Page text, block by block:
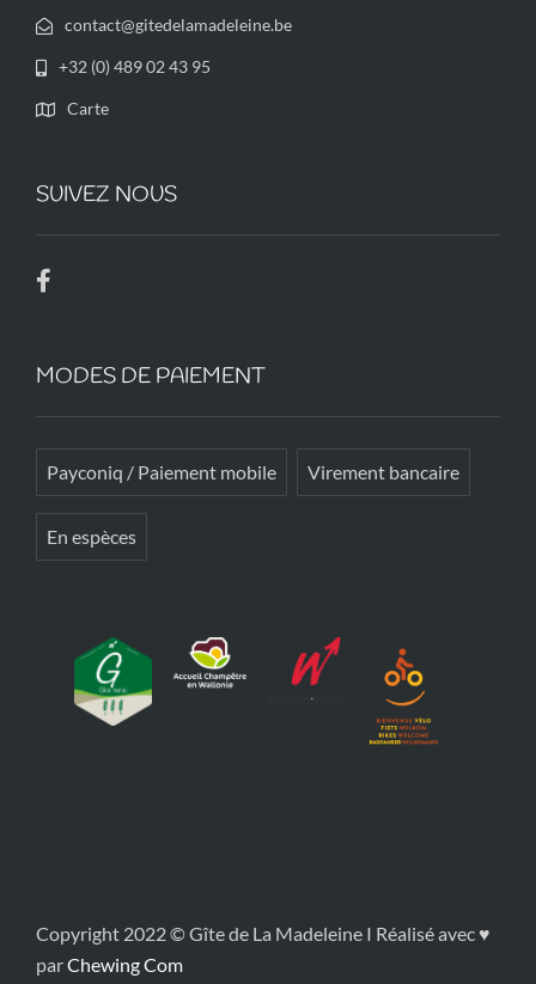
contact@gitedelamadeleine.be
+32 (0) 489 02 43 95
Carte
SUIVEZ NOUS
MODES DE PAIEMENT
Payconiq / Paiement mobile Virement bancaire
En espèces
Copyright 2022 © Gîte de La Madeleine I Réalisé avec ♥
parChewing Com